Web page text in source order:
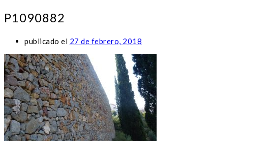
P1090882
publicado el 27 de febrero, 2018